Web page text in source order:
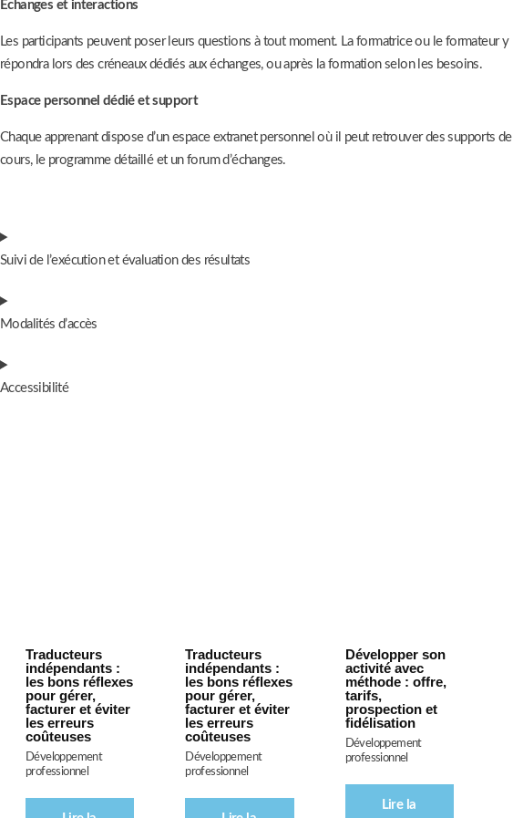
Échanges et interactions
Les participants peuvent poser leurs questions à tout moment. La formatrice ou le formateur y
répondra lors des créneaux dédiés aux échanges, ou après la formation selon les besoins.
Espace personnel dédié et support
Chaque apprenant dispose d’un espace extranet personnel où il peut retrouver des supports de
cours, le programme détaillé et un forum d’échanges.
Suivi de l’exécution et évaluation des résultats
Modalités d’accès
Accessibilité
Traducteurs
indépendants :
les bons réflexes
pour gérer,
facturer et éviter
les erreurs
coûteuses
Développement
professionnel
Traducteurs
indépendants :
les bons réflexes
pour gérer,
facturer et éviter
les erreurs
coûteuses
Développement
professionnel
Développer son
activité avec
méthode : offre,
tarifs,
prospection et
fidélisation
Développement
professionnel
Lire la